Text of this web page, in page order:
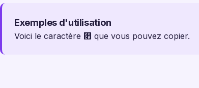
Exemples d'utilisation
Voici le caractère ⃊ que vous pouvez copier.